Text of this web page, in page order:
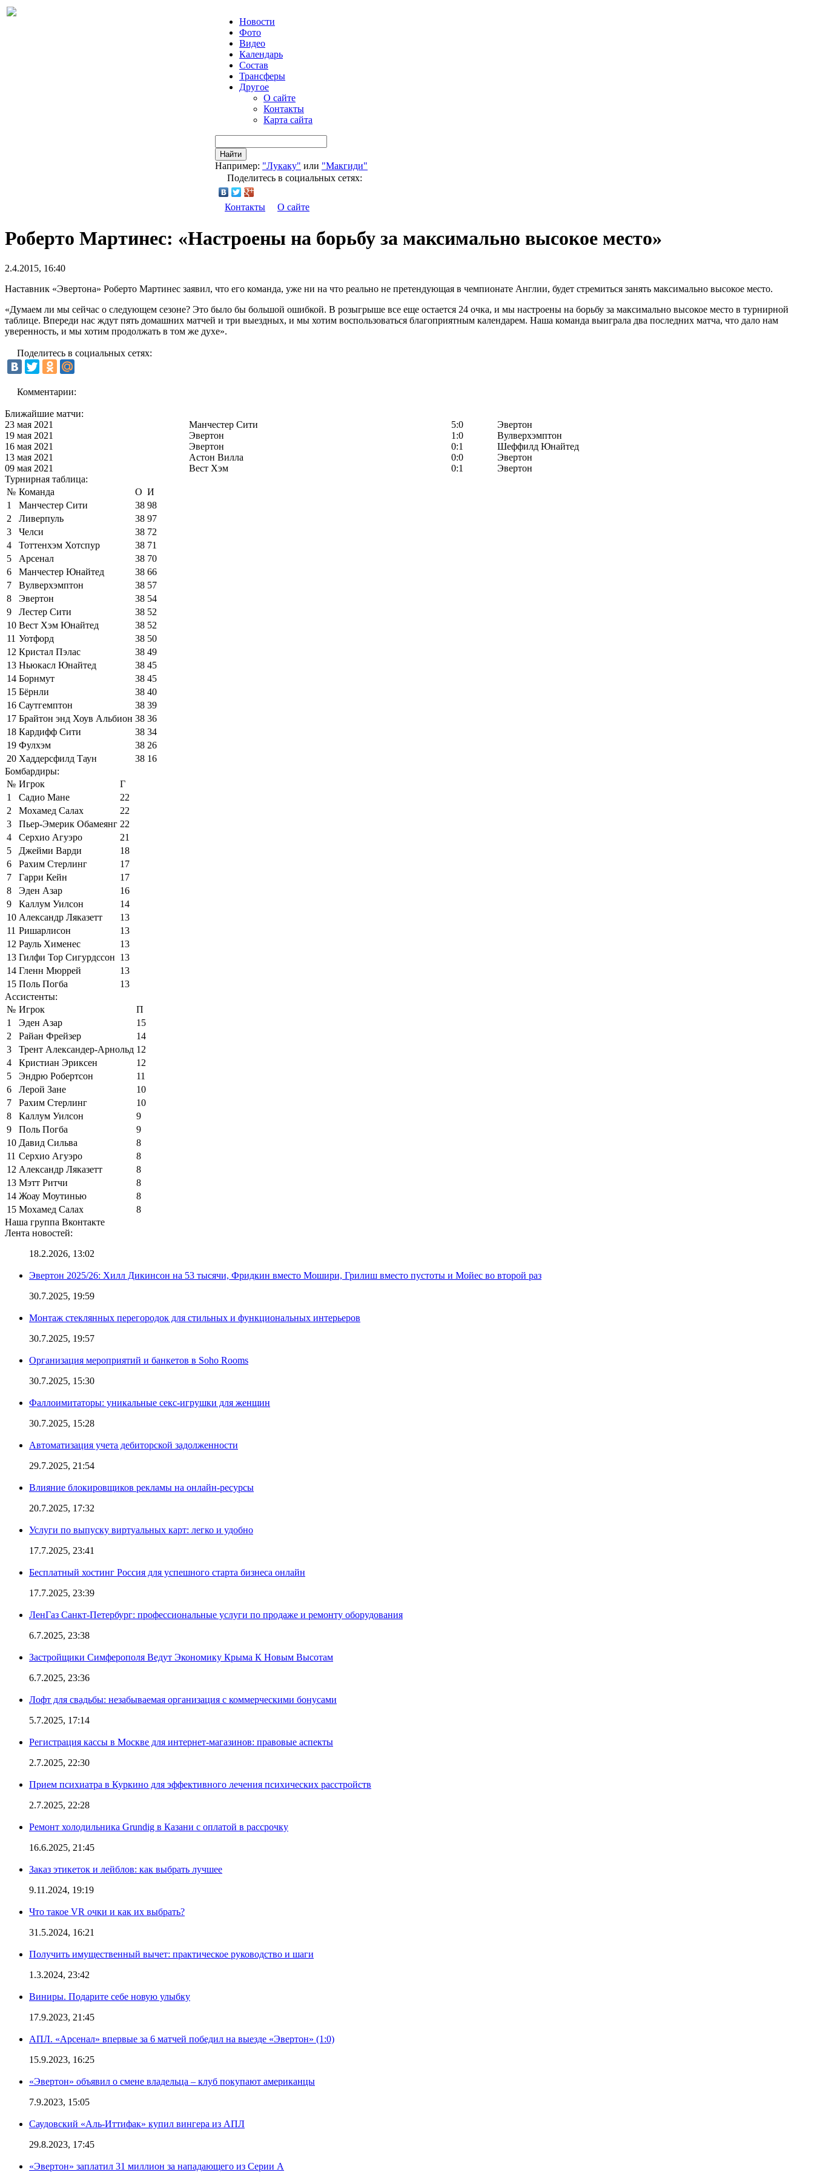
Новости
Фото
Видео
Календарь
Состав
Трансферы
Другое
О сайте
Контакты
Карта сайта
Найти
Например: "Лукаку" или "Макгиди"
Поделитесь в социальных сетях:
Контакты О сайте
Роберто Мартинес: «Настроены на борьбу за максимально высокое место»
2.4.2015, 16:40
Наставник «Эвертона» Роберто Мартинес заявил, что его команда, уже ни на что реально не претендующая в чемпионате Англии, будет стремиться занять максимально высокое место.
«Думаем ли мы сейчас о следующем сезоне? Это было бы большой ошибкой. В розыгрыше все еще остается 24 очка, и мы настроены на борьбу за максимально высокое место в турнирной
таблице. Впереди нас ждут пять домашних матчей и три выездных, и мы хотим воспользоваться благоприятным календарем. Наша команда выиграла два последних матча, что дало нам
уверенность, и мы хотим продолжать в том же духе».
Поделитесь в социальных сетях:
Комментарии:
Ближайшие матчи:
23 мая 2021
Манчестер Сити 5:0
Эвертон
19 мая 2021
Эвертон 1:0
Вулверхэмптон
16 мая 2021
Эвертон 0:1
Шеффилд Юнайтед
13 мая 2021
Астон Вилла 0:0
Эвертон
09 мая 2021
Вест Хэм 0:1
Эвертон
Турнирная таблица:
№ Команда О И
1
Манчестер Сити 38 98
2
Ливерпуль 38 97
3
Челси 38 72
4
Тоттенхэм Хотспур 38 71
5
Арсенал 38 70
6
Манчестер Юнайтед 38 66
7
Вулверхэмптон 38 57
8
Эвертон 38 54
9
Лестер Сити 38 52
10 Вест Хэм Юнайтед 38 52
11 Уотфорд 38 50
12 Кристал Пэлас 38 49
13 Ньюкасл Юнайтед 38 45
14 Борнмут 38 45
15 Бёрнли 38 40
16 Саутгемптон 38 39
17 Брайтон энд Хоув Альбион 38 36
18 Кардифф Сити 38 34
19 Фулхэм 38 26
20 Хаддерсфилд Таун 38 16
Бомбардиры:
№ Игрок
Г
1
Садио Мане
22
2
Мохамед Салах
22
3
Пьер-Эмерик Обамеянг 22
4
Серхио Агуэро
21
5
Джейми Варди
18
6
Рахим Стерлинг
17
7
Гарри Кейн
17
8
Эден Азар
16
9
Каллум Уилсон
14
10 Александр Ляказетт
13
11 Ришарлисон
13
12 Рауль Хименес
13
13 Гилфи Тор Сигурдссон 13
14 Гленн Мюррей
13
15 Поль Погба
13
Ассистенты:
№ Игрок
П
1
Эден Азар
15
2
Райан Фрейзер
14
3
Трент Александер-Арнольд 12
4
Кристиан Эриксен
12
5
Эндрю Робертсон
11
6
Лерой Зане
10
7
Рахим Стерлинг
10
8
Каллум Уилсон
9
9
Поль Погба
9
10 Давид Сильва
8
11 Серхио Агуэро
8
12 Александр Ляказетт
8
13 Мэтт Ритчи
8
14 Жоау Моутинью
8
15 Мохамед Салах
8
Наша группа Вконтакте
Лента новостей:
18.2.2026, 13:02
Эвертон 2025/26: Хилл Дикинсон на 53 тысячи, Фридкин вместо Мошири, Грилиш вместо пустоты и Мойес во второй раз
30.7.2025, 19:59
Монтаж стеклянных перегородок для стильных и функциональных интерьеров
30.7.2025, 19:57
Организация мероприятий и банкетов в Soho Rooms
30.7.2025, 15:30
Фаллоимитаторы: уникальные секс-игрушки для женщин
30.7.2025, 15:28
Автоматизация учета дебиторской задолженности
29.7.2025, 21:54
Влияние блокировщиков рекламы на онлайн-ресурсы
20.7.2025, 17:32
Услуги по выпуску виртуальных карт: легко и удобно
17.7.2025, 23:41
Бесплатный хостинг Россия для успешного старта бизнеса онлайн
17.7.2025, 23:39
ЛенГаз Санкт-Петербург: профессиональные услуги по продаже и ремонту оборудования
6.7.2025, 23:38
Застройщики Симферополя Ведут Экономику Крыма К Новым Высотам
6.7.2025, 23:36
Лофт для свадьбы: незабываемая организация с коммерческими бонусами
5.7.2025, 17:14
Регистрация кассы в Москве для интернет-магазинов: правовые аспекты
2.7.2025, 22:30
Прием психиатра в Куркино для эффективного лечения психических расстройств
2.7.2025, 22:28
Ремонт холодильника Grundig в Казани с оплатой в рассрочку
16.6.2025, 21:45
Заказ этикеток и лейблов: как выбрать лучшее
9.11.2024, 19:19
Что такое VR очки и как их выбрать?
31.5.2024, 16:21
Получить имущественный вычет: практическое руководство и шаги
1.3.2024, 23:42
Виниры. Подарите себе новую улыбку
17.9.2023, 21:45
АПЛ. «Арсенал» впервые за 6 матчей победил на выезде «Эвертон» (1:0)
15.9.2023, 16:25
«Эвертон» объявил о смене владельца – клуб покупают американцы
7.9.2023, 15:05
Саудовский «Аль-Иттифак» купил вингера из АПЛ
29.8.2023, 17:45
«Эвертон» заплатил 31 миллион за нападающего из Серии А